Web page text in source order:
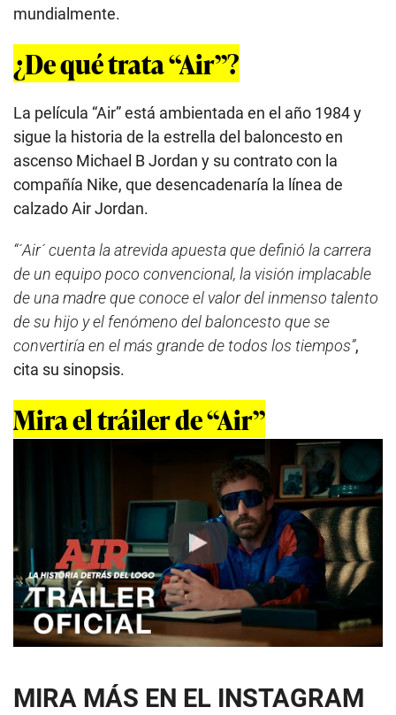
mundialmente.
¿De qué trata “Air”?
La película “Air” está ambientada en el año 1984 y
sigue la historia de la estrella del baloncesto en
ascenso Michael B Jordan y su contrato con la
compañía Nike, que desencadenaría la línea de
calzado Air Jordan.
“´Air´ cuenta la atrevida apuesta que definió la carrera
de un equipo poco convencional, la visión implacable
de una madre que conoce el valor del inmenso talento
de su hijo y el fenómeno del baloncesto que se
convertiría en el más grande de todos los tiempos”,
cita su sinopsis.
Mira el tráiler de “Air”
Play
MIRA MÁS EN EL INSTAGRAM